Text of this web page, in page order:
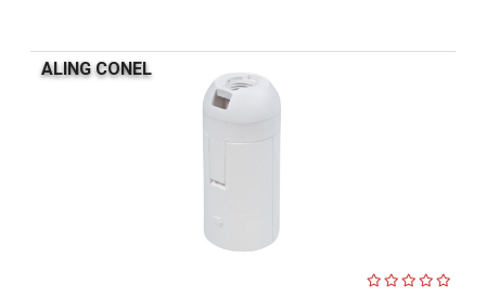
ALING CONEL